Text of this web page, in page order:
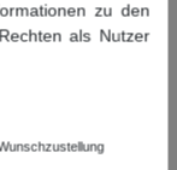
gefallen:
zu den
als Nutzer